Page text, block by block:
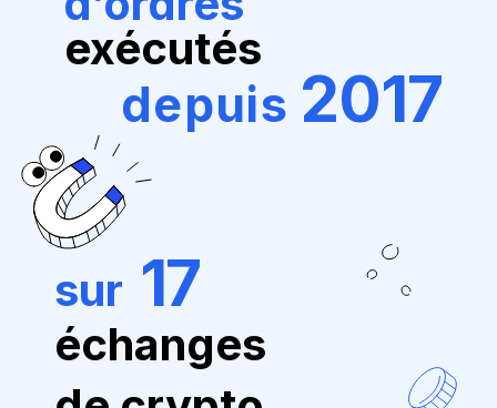
exécutés
depuis 2017
sur 17
échanges